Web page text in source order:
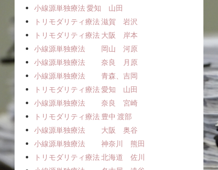
小線源単独療法ㅤㅤ 愛知 山田
トリモダリティ療法 滋賀 岩沢
トリモダリティ療法 大阪 岸本
小線源単独療法 岡山 河原
小線源単独療法 奈良 月原
小線源単独療法 青森、吉岡
トリモダリティ療法 愛知 山田
小線源単独療法 奈良 宮崎
トリモダリティ療法 豊中 渡部
小線源単独療法 大阪 奥谷
小線源単独療法 神奈川 熊田
トリモダリティ療法 北海道 佐川